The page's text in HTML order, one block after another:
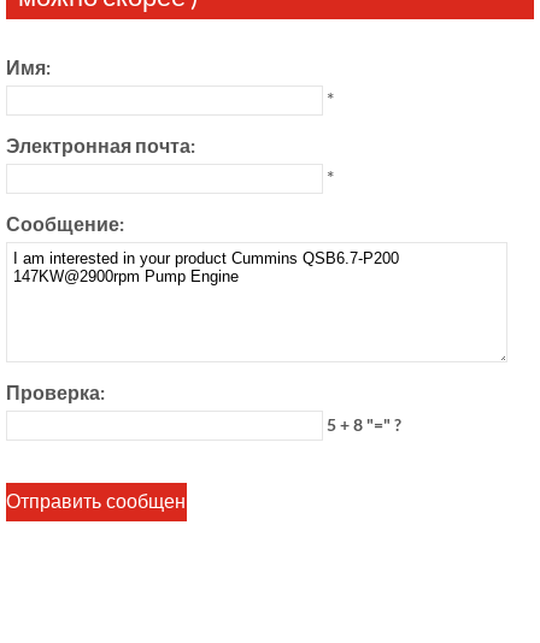
Имя:
*
Электронная почта:
*
Сообщение:
Проверка:
5 + 8 "=" ?